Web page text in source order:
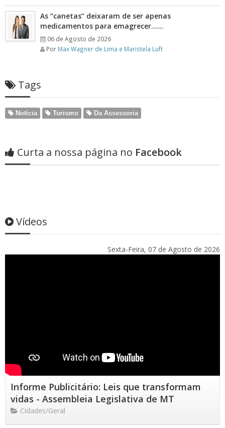
As “canetas” deixaram de ser apenas
medicamentos para emagrecer……
06 de Agosto de 2026
Por Max Wagner de Lima e Maristela Luft
Tags
Notícia Turismo Da Assessoria
Curta a nossa página no Facebook
Vídeos
Sexta-Feira, 07 de Agosto de 2026
Informe Publicitário: Leis que transformam
vidas - Assembleia Legislativa de MT
Cidades/Geral